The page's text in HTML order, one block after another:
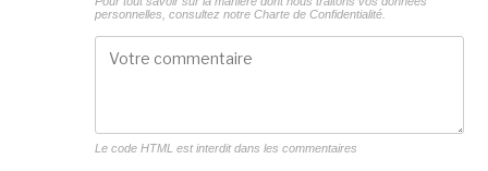
personnelles, consultez notre Charte de Confidentialité.
Le code HTML est interdit dans les commentaires